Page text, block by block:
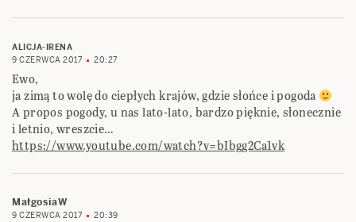
ALICJA-IRENA
9 CZERWCA 2017
20:27
Ewo,
ja zimą to wolę do ciepłych krajów, gdzie słońce i pogoda
A propos pogody, u nas lato-lato, bardzo pięknie, słonecznie
i letnio, wreszcie…
https://www.youtube.com/watch?v=bIbgg2Ca1vk
MałgosiaW
9 CZERWCA 2017 20:39